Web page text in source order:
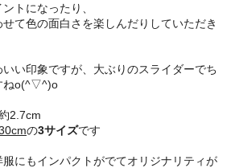
トになったり、
て色の面白さを楽しんだりしていただき
い印象ですが、大ぶりのスライダーでち
ねo(^▽^)o
2.7cm
の3サイズです
にもインパクトがでてオリジナリティが